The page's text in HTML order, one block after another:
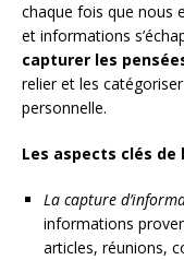
chaque fois que nous
et informations
capturer les
relier et les
personnelle.
Les aspects clés de
La capture
informations
articles, réunions,